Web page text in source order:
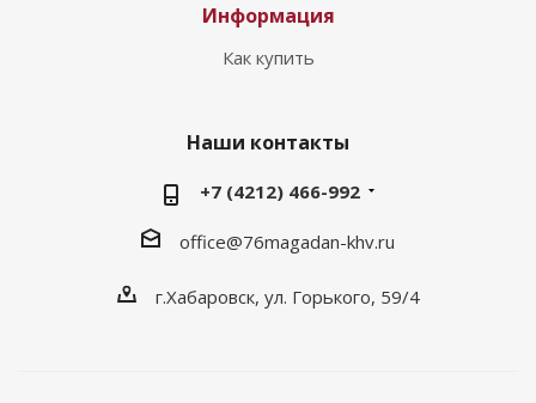
Информация
Как купить
Наши контакты
+7 (4212) 466-992
office@76magadan-khv.ru
г.Хабаровск, ул. Горького, 59/4